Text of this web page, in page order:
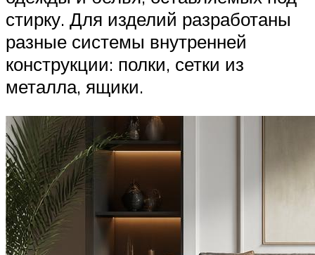
стирку. Для изделий разработаны
разные системы внутренней
конструкции: полки, сетки из
металла, ящики.